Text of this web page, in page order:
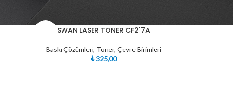
SWAN LASER TONER CF217A
Baskı Çözümleri, Toner,Çevre Birimleri
₺325,00